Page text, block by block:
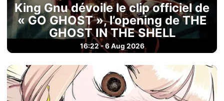
King Gnu dévoile le clip officiel de
« GO GHOST », l’opening de THE
GHOST IN THE SHELL
16:22 - 6 Aug 2026